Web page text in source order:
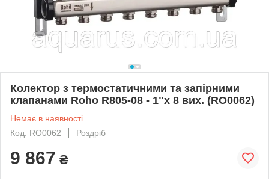
Колектор з термостатичними та запірними
клапанами Roho R805-08 - 1"х 8 вих. (RO0062)
Немає в наявності
Код: RO0062
Роздріб
9 867 ₴